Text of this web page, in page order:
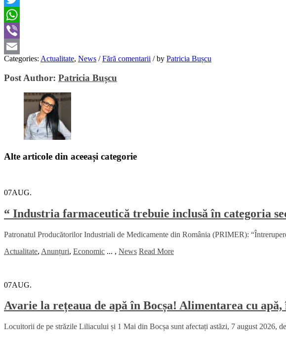
Twitter
WhatsApp
Viber
Email
Categories: Actualitate, News / Fără comentarii /by Patricia Bușcu
Post Author: Patricia Bușcu
Alte articole din aceeași categorie
07AUG.
“ Industria farmaceutică trebuie inclusă în categoria
Patronatul Producătorilor Industriali de Medicamente din România (PRIMER):
Actualitate, Anunțuri, Economic ... , News Read More
07AUG.
Avarie la rețeaua de apă în Bocșa! Alimentarea cu
Locuitorii de pe străzile Liliacului și 1 Mai din Bocșa sunt afectați astăzi, 7 august 2026,